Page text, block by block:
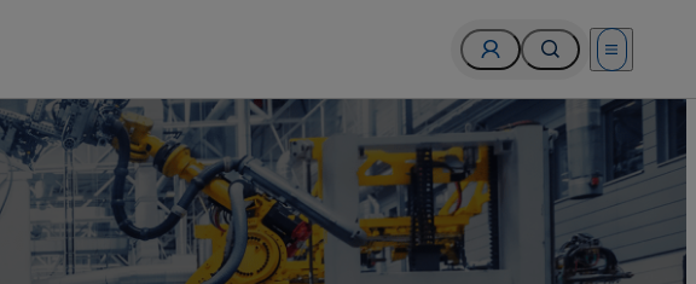
Open menu